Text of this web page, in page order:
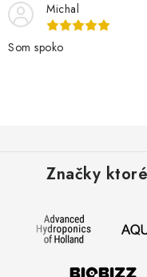
Michal
Som spoko
Značky